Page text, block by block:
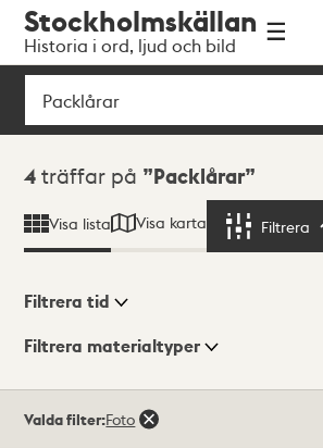
navigationen
huvudinnehållet
Stockholmskällan
Historia i ord, ljud och bild
Sök
Sökresultat
4 träffar på Packlårar
Visa lista Visa karta Filtrera
Visningsläge
Filtrera tid
Filtrera materialtyper
träffar
Valda filter:Foto